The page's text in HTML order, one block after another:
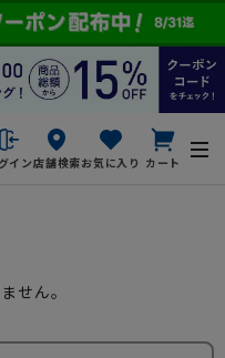
イン店舗検索お気に入り カート
せん。